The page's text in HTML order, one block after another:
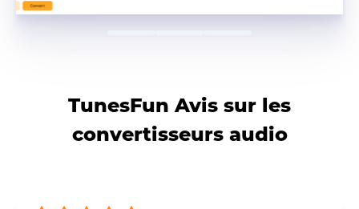
TunesFun Avis sur les
convertisseurs audio